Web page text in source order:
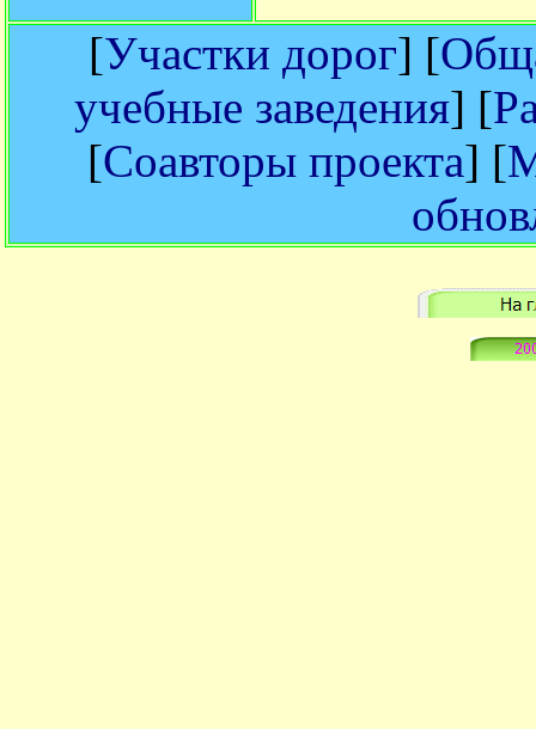
[Участки дорог] [
учебные заведения] [
[Соавторы проекта] [